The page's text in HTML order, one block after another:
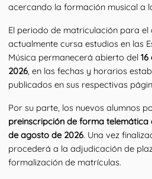
acercando la formación musical a
El periodo de matriculación para el
actualmente cursa estudios en las
Música permanecerá abierto del
2026, en las fechas y horarios
publicados en sus respectivas
preinscripción de forma telemática
de agosto de 2026. Una vez
procederá a la adjudicación de
formalización de matrículas.